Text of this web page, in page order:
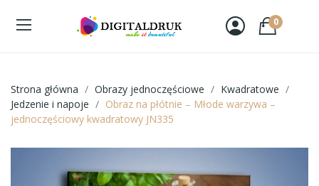
0
Strona główna Obrazy jednoczęściowe
Kwadratowe
Jedzenie i napoje
Obraz na płótnie – Młode warzywa –
jednoczęściowy kwadratowy JN335